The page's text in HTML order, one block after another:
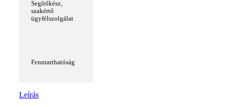
Segítőkész,
szakértő
ügyfélszolgálat
Fenntarthatóság
Leírás